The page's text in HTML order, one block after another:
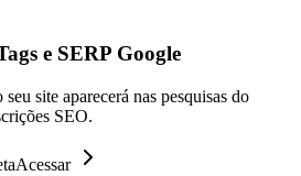
e SERP Google
site aparecerá nas pesquisas do
SEO.
Acessar